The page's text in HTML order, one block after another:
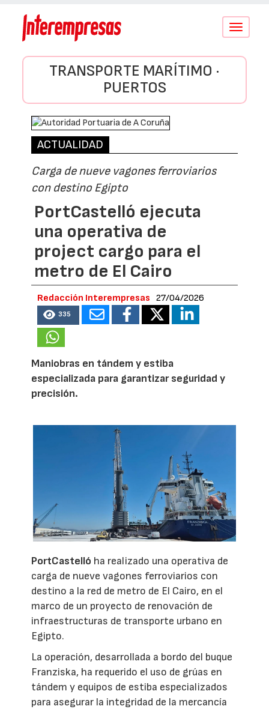
Conmutar
TRANSPORTE MARÍTIMO ·
PUERTOS
ACTUALIDAD
Carga de nueve vagones ferroviarios
con destino Egipto
PortCastelló ejecuta
una operativa de
project cargo para el
metro de El Cairo
Redacción Interempresas 27/04/2026
335
Maniobras en tándem y estiba
especializada para garantizar seguridad y
precisión.
PortCastelló ha realizado una operativa de
carga de nueve vagones ferroviarios con
destino a la red de metro de El Cairo, en el
marco de un proyecto de renovación de
infraestructuras de transporte urbano en
Egipto.
La operación, desarrollada a bordo del buque
Franziska, ha requerido el uso de grúas en
tándem y equipos de estiba especializados
para asegurar la integridad de la mercancía